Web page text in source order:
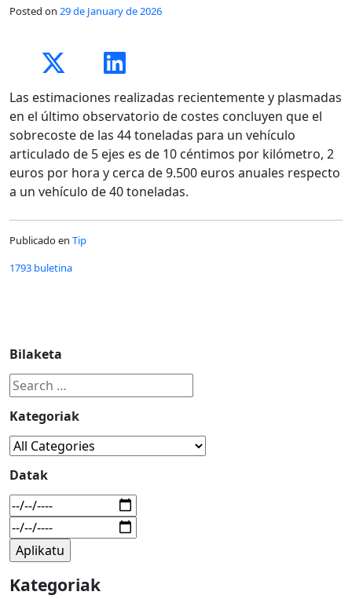
Posted on 29 de January de 2026
Las estimaciones realizadas recientemente y plasmadas
en el último observatorio de costes concluyen que el
sobrecoste de las 44 toneladas para un vehículo
articulado de 5 ejes es de 10 céntimos por kilómetro, 2
euros por hora y cerca de 9.500 euros anuales respecto
a un vehículo de 40 toneladas.
Publicado en Tip
1793 buletina
Bilaketa
Kategoriak
Datak
Kategoriak